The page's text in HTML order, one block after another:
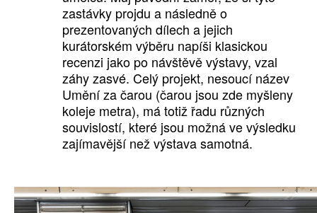
zastávky projdu a následně o
prezentovaných dílech a jejich
kurátorském výběru napíši klasickou
recenzi jako po návštěvě výstavy, vzal
záhy zasvé. Celý projekt, nesoucí název
Umění za čarou (čarou jsou zde myšleny
koleje metra), má totiž řadu různých
souvislostí, které jsou možná ve výsledku
zajímavější než výstava samotná.